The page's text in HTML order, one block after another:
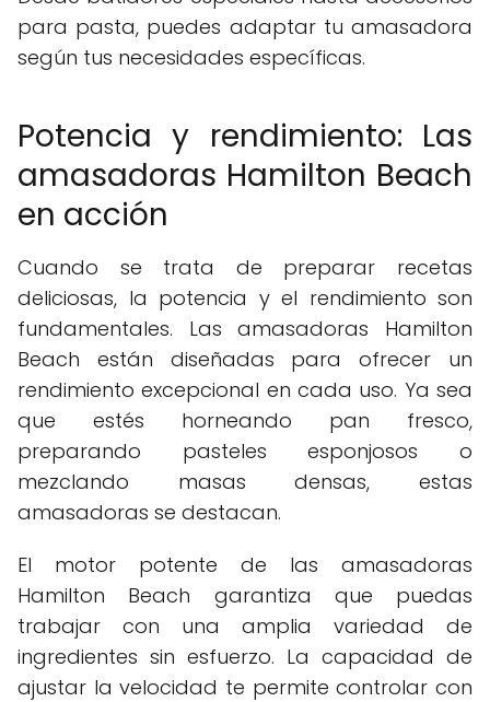
para pasta, puedes adaptar tu amasadora
según tus necesidades específicas.
Potencia y rendimiento: Las
amasadoras Hamilton Beach
en acción
Cuando se trata de preparar recetas
deliciosas, la potencia y el rendimiento son
fundamentales. Las amasadoras Hamilton
Beach están diseñadas para ofrecer un
rendimiento excepcional en cada uso. Ya sea
que estés horneando pan fresco,
preparando pasteles esponjosos o
mezclando masas densas, estas
amasadoras se destacan.
El motor potente de las amasadoras
Hamilton Beach garantiza que puedas
trabajar con una amplia variedad de
ingredientes sin esfuerzo. La capacidad de
ajustar la velocidad te permite controlar con